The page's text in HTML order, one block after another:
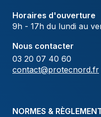
Horaires d'ouverture
9h - 17h du lundi au
Nous contacter
03 20 07 40 60
contact@protecnord.fr
NORMES &